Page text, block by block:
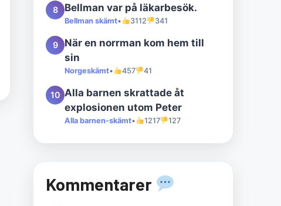
8 Bellman var på läkarbesök.
Bellman skämt• 3112 341
9
När en norrman kom hem till
sin
Norgeskämt• 457 41
10 Alla barnen skrattade åt
explosionen utom Peter
Alla barnen-skämt• 1217 127
Kommentarer